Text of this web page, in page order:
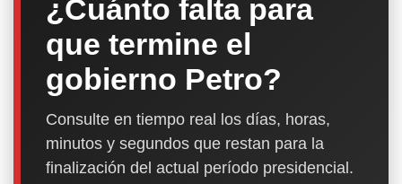
¿Cuánto falta para
que termine el
gobierno Petro?
Consulte en tiempo real los días, horas,
minutos y segundos que restan para la
finalización del actual período presidencial.